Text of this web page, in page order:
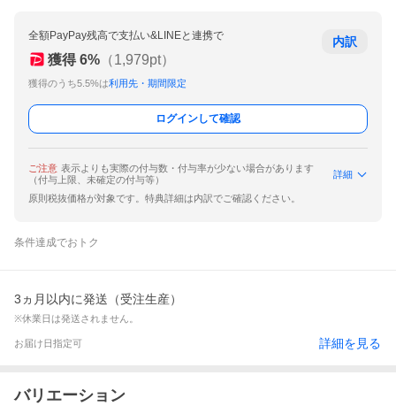
全額PayPay残高で支払い&LINEと連携で
獲得 6% （1,979pt）
獲得のうち5.5%は利用先・期間限定
内訳
ログインして確認
ご注意 表示よりも実際の付与数・付与率が少ない場合があります
（付与上限、未確定の付与等）
詳細
原則税抜価格が対象です。特典詳細は内訳でご確認ください。
条件達成でおトク
3ヵ月以内に発送（受注生産）
※休業日は発送されません。
お届け日指定可 詳細を見る
バリエーション